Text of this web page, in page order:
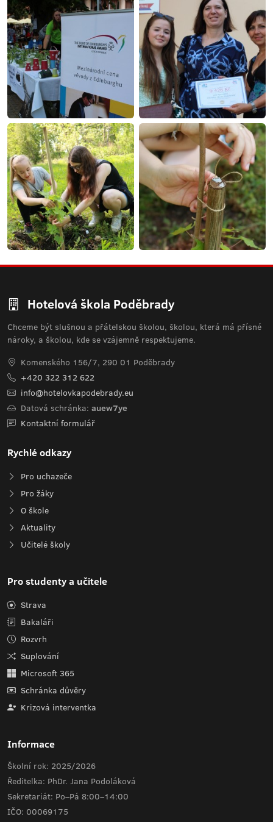
Hotelová škola Poděbrady
Chceme být slušnou a přátelskou školou, školou, která má přísné
nároky, a školou, kde se vzájemně respektujeme.
Komenského 156/7, 290 01 Poděbrady
+420 322 312 622
info@hotelovkapodebrady.eu
Datová schránka: auew7ye
Kontaktní formulář
Rychlé odkazy
Pro uchazeče
Pro žáky
O škole
Aktuality
Učitelé školy
Pro studenty a učitele
Strava
Bakaláři
Rozvrh
Suplování
Microsoft 365
Schránka důvěry
Krizová interventka
Informace
Školní rok: 2025/2026
Ředitelka: PhDr. Jana Podoláková
Sekretariát: Po–Pá 8:00–14:00
IČO: 00069175